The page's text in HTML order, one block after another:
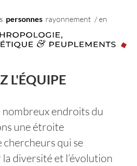
personnes rayonnement / en
L'ÉQUIPE
nombreux endroits du
une étroite
qui se
diversité et l’évolution